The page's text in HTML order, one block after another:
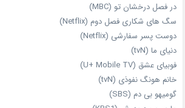
در فصل درخشان تو (MBC)
سگ های شکاری فصل دوم (Netflix)
دوست‌ پسر سفارشی (Netflix)
دنیای ما (tvN)
فوبیای عشق (U+ Mobile TV)
خانم هونگ نفوذی (tvN)
گومیهو بی دم (SBS)